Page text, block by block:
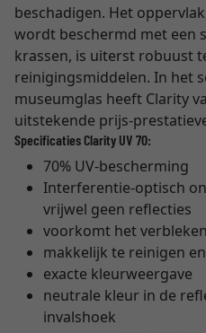
beschadigen. Het
wordt beschermd met een
krassen, is uiterst robuust
reinigingsmiddelen. In het
museumglas heeft Clarity
uitstekende prijs-
Specificaties Clarity UV 70:
70% UV-bescherming
Interferentie-optisch
vrijwel geen reflecties
voorkomt het
makkelijk te reinigen
exacte kleurweergave
neutrale kleur in de
invalshoek